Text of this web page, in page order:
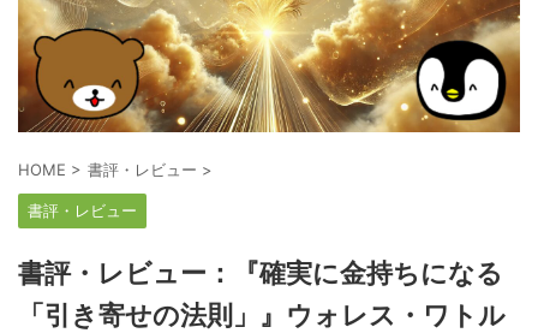
HOME > 書評・レビュー >
書評・レビュー
書評・レビュー：『確実に金持ちになる
「引き寄せの法則」』ウォレス・ワトル